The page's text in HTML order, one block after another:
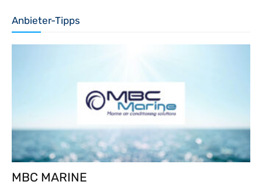
Anbieter-Tipps
MBC MARINE